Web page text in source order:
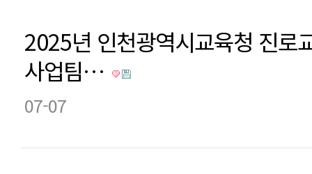
2025년 인천광역시교육청 진로
사업팀…
07-07